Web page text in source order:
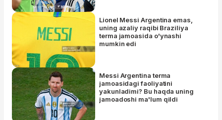
Lionel Messi Argentina emas,
uning azaliy raqibi Braziliya
terma jamoasida o'ynashi
mumkin edi
Messi Argentina terma
jamoasidagi faoliyatini
yakunladimi? Bu haqda uning
jamoadoshi ma'lum qildi